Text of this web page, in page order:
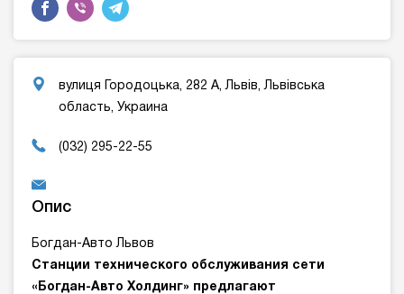
вулиця Городоцька, 282 А, Львів, Львівська
область, Украина
(032) 295-22-55
Опис
Богдан-Авто Львов
Станции технического обслуживания сети
«Богдан-Авто Холдинг» предлагают